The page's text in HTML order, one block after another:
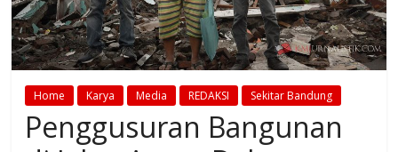
Home Karya Media REDAKSI Sekitar Bandung
Penggusuran Bangunan